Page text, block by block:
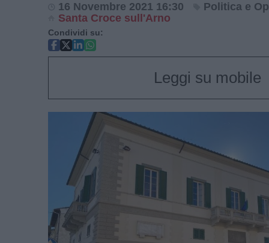
16 Novembre 2021 16:30
Politica e
Santa Croce sull'Arno
Condividi su:
Leggi su mobile